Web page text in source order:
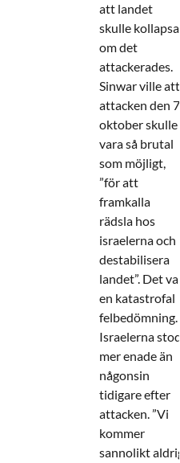
att landet
skulle kollapsa
om det
attackerades.
Sinwar ville att
attacken den 7
oktober skulle
vara så brutal
som möjligt,
”för att
framkalla
rädsla hos
israelerna och
destabilisera
landet”. Det var
en katastrofal
felbedömning.
Israelerna stod
mer enade än
någonsin
tidigare efter
attacken. ”Vi
kommer
sannolikt aldrig